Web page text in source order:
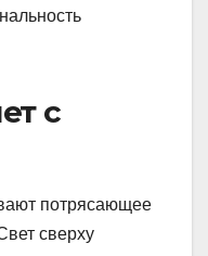
с
потрясающее
сверху